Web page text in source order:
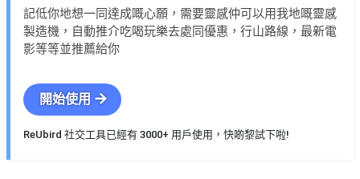
記低你地想一同達成嘅心願，需要靈感仲可以用我地嘅靈感
製造機，自動推介吃喝玩樂去處同優惠，行山路線，最新電
影等等並推薦給你
開始使用
ReUbird 社交工具已經有 3000+ 用戶使用，快啲黎試下啦!